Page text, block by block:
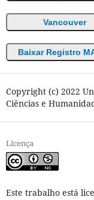
Vancouver
Baixar Registro
Copyright (c) 2022
Ciências e
Licença
Este trabalho está